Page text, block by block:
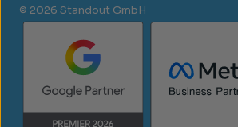
© 2026 Standout GmbH